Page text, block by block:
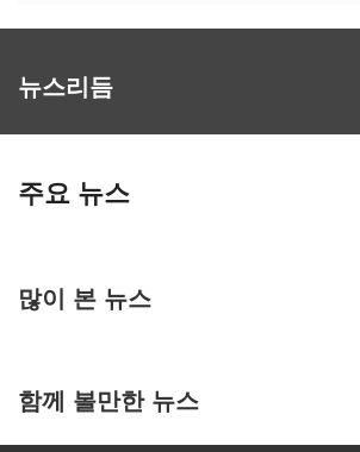
뉴스리듬
주요 뉴스
많이 본 뉴스
함께 볼만한 뉴스